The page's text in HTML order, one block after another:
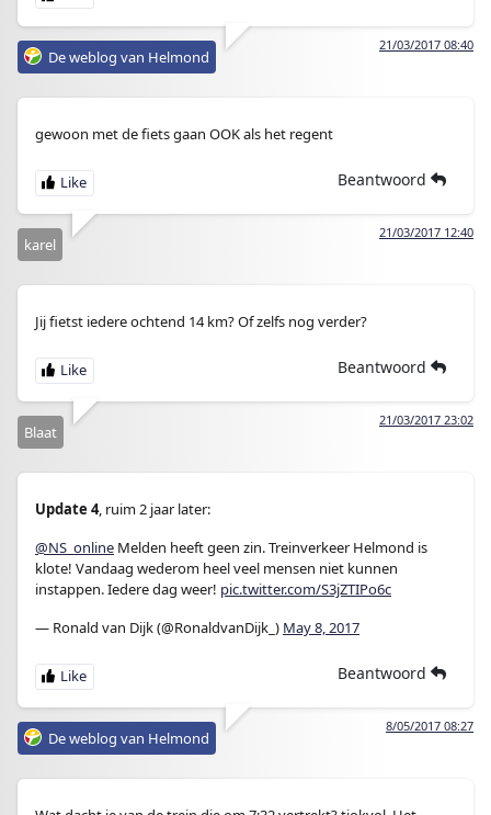
21/03/2017 08:40
De weblog van Helmond
gewoon met de fiets gaan OOK als het regent
Beantwoord
21/03/2017 12:40
karel
Jij fietst iedere ochtend 14 km? Of zelfs nog verder?
Beantwoord
21/03/2017 23:02
Blaat
Update 4, ruim 2 jaar later:
@NS_online Melden heeft geen zin. Treinverkeer Helmond is
klote! Vandaag wederom heel veel mensen niet kunnen
instappen. Iedere dag weer! pic.twitter.com/S3jZTIPo6c
— Ronald van Dijk (@RonaldvanDijk_) May 8, 2017
Beantwoord
8/05/2017 08:27
De weblog van Helmond